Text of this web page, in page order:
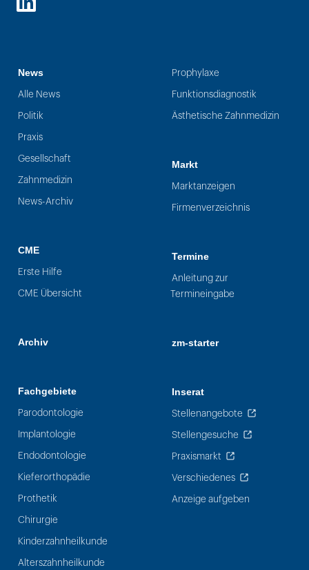
LinkedIn
News
Alle News
Politik
Praxis
Gesellschaft
Zahnmedizin
News-Archiv
CME
Erste Hilfe
CME Übersicht
Archiv
Fachgebiete
Parodontologie
Implantologie
Endodontologie
Kieferorthopädie
Prothetik
Chirurgie
Kinderzahnheilkunde
Alterszahnheilkunde
Prophylaxe
Funktionsdiagnostik
Ästhetische Zahnmedizin
Markt
Marktanzeigen
Firmenverzeichnis
Termine
Anleitung zur
Termineingabe
zm-starter
Inserat
Stellenangebote
Stellengesuche
Praxismarkt
Verschiedenes
Anzeige aufgeben